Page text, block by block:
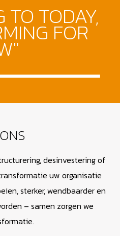
TODAY,
FOR
desinvestering of
uw organisatie
sterker, wendbaarder en
– samen zorgen we